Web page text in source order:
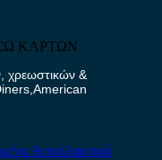
ΚΑΡΤΩΝ
χρεωστικών &
Ανταλλακτικά